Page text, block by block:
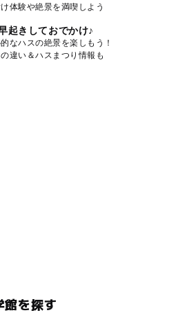
体験や絶景を満喫しよう
起きしておでかけ♪
なハスの絶景を楽しもう！
違い＆ハスまつり情報も
館を探す